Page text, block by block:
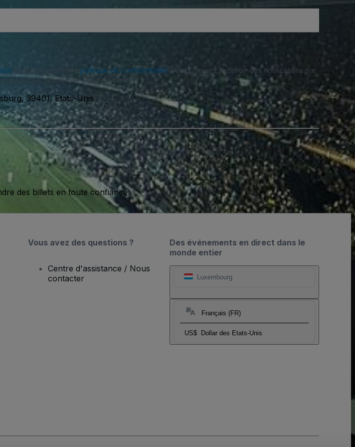
et approuvez notre politique de confidentialité . Vous pourriez recevoir des notifications par
vous désinscrire à tout moment.
39401, Etats-Unis
des billets en toute confiance.
Des événements en direct dans le
monde entier
Luxembourg
Français (FR)
US$ Dollar des Etats-Unis
Vous avez des questions ?
Centre d'assistance / Nous
contacter